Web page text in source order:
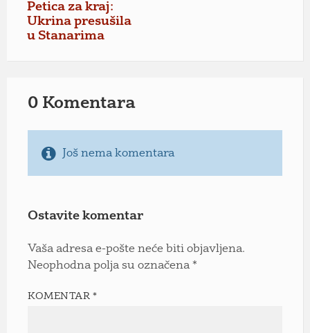
Petica za kraj:
Ukrina presušila
u Stanarima
0 Komentara
Još nema komentara
Ostavite komentar
Vaša adresa e-pošte neće biti objavljena.
Neophodna polja su označena *
KOMENTAR*